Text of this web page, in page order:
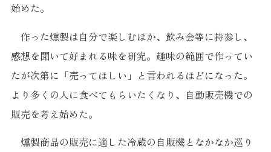
始めた。
作った燻製は自分で楽しむほか、飲み会等に持参し、
感想を聞いて好まれる味を研究。趣味の範囲で作ってい
たが次第に「売ってほしい」と言われるほどになった。
より多くの人に食べてもらいたくなり、自動販売機での
販売を考え始めた。
燻製商品の販売に適した冷蔵の自販機となかなか巡り